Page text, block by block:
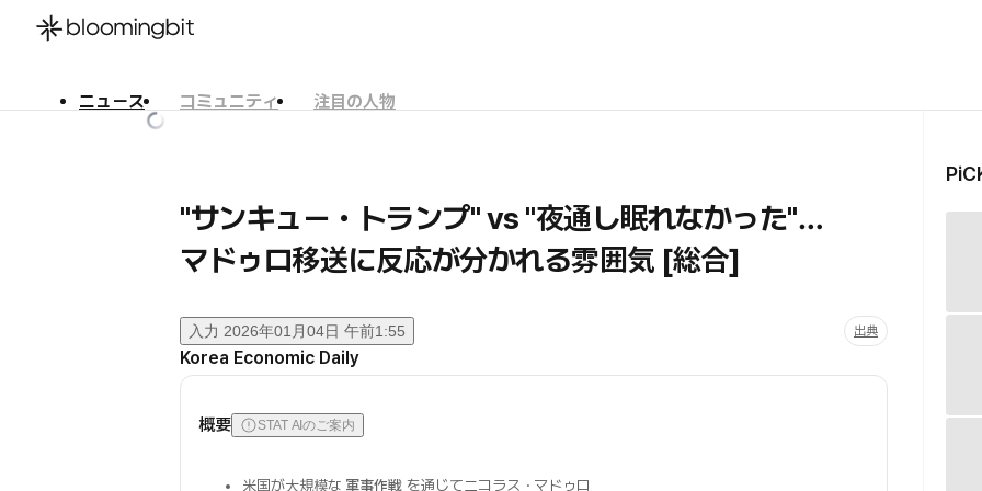
ニュース コミュニティ
注目の人物
"サンキュー・トランプ" vs "夜通し眠れなかった"…
マドゥロ移送に反応が分かれる雰囲気 [総合]
入力 2026年01月04日 午前1:55 出典
Korea Economic Daily
概要 STAT AIのご案内
米国が大規模な 軍事作戦 を通じてニコラス・マドゥロ